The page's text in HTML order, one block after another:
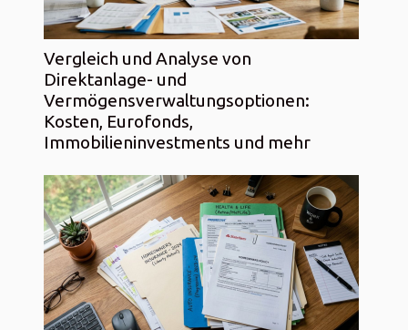
Vergleich und Analyse von
Direktanlage- und
Vermögensverwaltungsoptionen:
Kosten, Eurofonds,
Immobilieninvestments und mehr